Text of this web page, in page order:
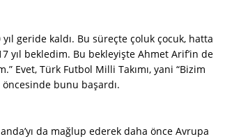
geride kaldı. Bu süreçte çoluk çocuk, hatta
yıl bekledim. Bu bekleyişte Ahmet Arif’in de
Evet, Türk Futbol Milli Takımı, yani “Bizim
bunu başardı.
da mağlup ederek daha önce Avrupa